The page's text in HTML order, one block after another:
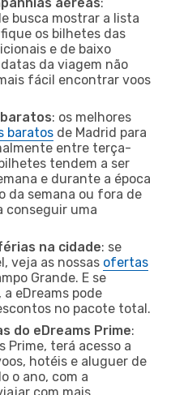
busca mostrar a lista
os bilhetes das
e de baixo
da viagem não
fácil encontrar voos
: os melhores
baratos de Madrid para
entre terça-
tendem a ser
e durante a época
da semana ou fora de
conseguir uma
na cidade: se
veja as nossas ofertas
Grande. E se
eDreams pode
no pacote total.
do eDreams Prime:
Prime, terá acesso a
hotéis e aluguer de
o ano, com a